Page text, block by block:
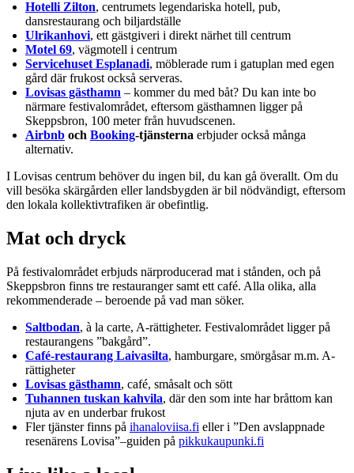
Hotelli Zilton, centrumets legendariska hotell, pub,
dansrestaurang och biljardställe
Ulrikanhovi, ett gästgiveri i direkt närhet till centrum
Motel 69, vägmotell i centrum
Servicehuset Esplanadi, möblerade rum i gatuplan med egen
gård där frukost också serveras.
Lovisas gästhamn – kommer du med båt? Du kan inte bo
närmare festivalområdet, eftersom gästhamnen ligger på
Skeppsbron, 100 meter från huvudscenen.
Airbnb och Booking-tjänsterna erbjuder också många
alternativ.
I Lovisas centrum behöver du ingen bil, du kan gå överallt. Om du
vill besöka skärgården eller landsbygden är bil nödvändigt, eftersom
den lokala kollektivtrafiken är obefintlig.
Mat och dryck
På festivalområdet erbjuds närproducerad mat i stånden, och på
Skeppsbron finns tre restauranger samt ett café. Alla olika, alla
rekommenderade – beroende på vad man söker.
Saltbodan, à la carte, A-rättigheter. Festivalområdet ligger på
restaurangens ”bakgård”.
Café-restaurang Laivasilta, hamburgare, smörgåsar m.m. A-
rättigheter
Lovisas gästhamn, café, småsalt och sött
Tuhannen tuskan kahvila, där den som inte har bråttom kan
njuta av en underbar frukost
Fler tjänster finns på ihanaloviisa.fi eller i ”Den avslappnade
resenärens Lovisa”–guiden på pikkukaupunki.fi